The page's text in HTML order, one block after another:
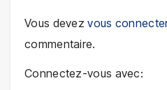
Vous devezvous
commentaire.
Connectez-vous avec: